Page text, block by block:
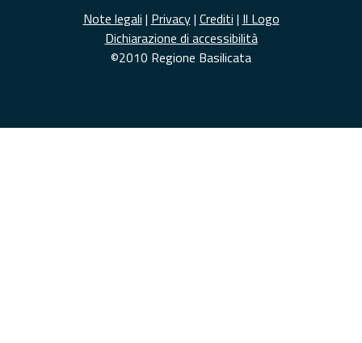
Note legali | Privacy| Crediti | Il Logo
Dichiarazione di accessibilità
©2010 Regione Basilicata